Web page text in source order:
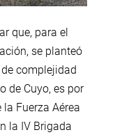
que, para el
se planteó
complejidad
de Cuyo, es por
Fuerza Aérea
la IV Brigada